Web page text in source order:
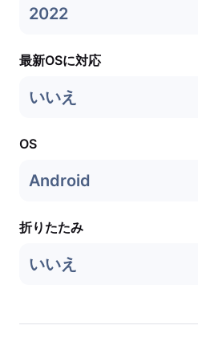
2022
最新OSに対応
いいえ
OS
Android
折りたたみ
いいえ